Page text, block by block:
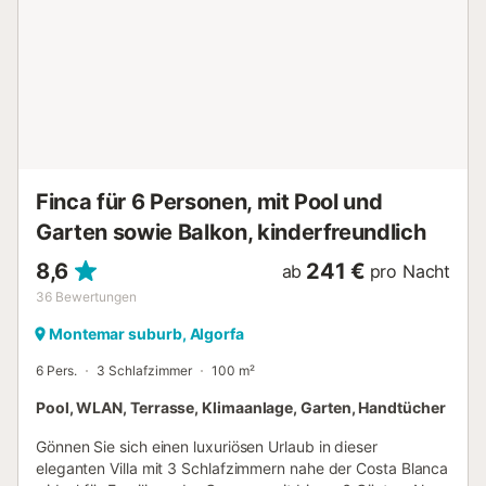
Finca für 6 Personen, mit Pool und
Garten sowie Balkon, kinderfreundlich
8,6
36 Bewertungen
ab 241 € pro Nacht
Montemar suburb, Algorfa
6 Pers. 3 Schlafzimmer 100 m²
Pool, WLAN, Terrasse, Klimaanlage, Garten, Handtücher
Gönnen Sie sich einen luxuriösen Urlaub in dieser
eleganten Villa mit 3 Schlafzimmern nahe der Costa Blanca